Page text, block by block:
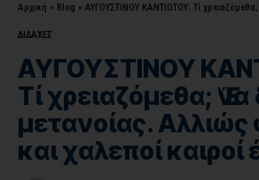
Αρχική » Blog » ΑΥΓΟΥΣΤΙΝΟΥ ΚΑΝΤΙΩΤΟΥ: Τί χρειαζόμεθα; Ἕνα δάκρυ μετανοίας.
ΔΙΔΑΧΕΣ
ΑΥΓΟΥΣΤΙΝΟΥ
Τί χρειαζόμεθα;
μετανοίας. Αλλιώς
και χαλεποί καιροί